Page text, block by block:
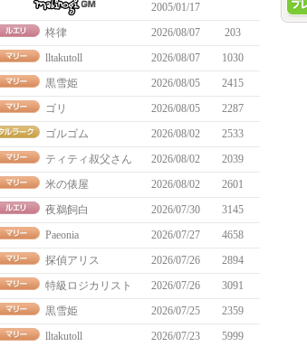
2005/01/17
柊律 2026/08/07
203
lltakutoll 2026/08/07
1030
黒雪姫 2026/08/05
2415
ゴリ 2026/08/05
2287
ゴルゴム 2026/08/02
2533
ティティ叔父さん 2026/08/02
2039
米の俵屋 2026/08/02
2601
夜鵜飼白 2026/07/30
3145
Paeonia 2026/07/27
4658
探偵アリス 2026/07/26
2894
特級ロジカリスト 2026/07/26
3091
黒雪姫 2026/07/25
2359
lltakutoll 2026/07/23
5999